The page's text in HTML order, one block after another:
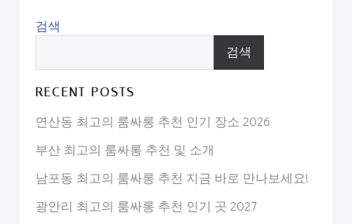
검색
검색
RECENT POSTS
연산동 최고의 룸싸롱 추천 인기 장소 2026
부산 최고의 룸싸롱 추천 및 소개
남포동 최고의 룸싸롱 추천 지금 바로 만나보세요!
광안리 최고의 룸싸롱 추천 인기 곳 2027